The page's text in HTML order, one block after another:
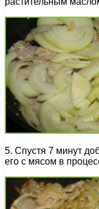
5. Спустя 7 минут
его с мясом в